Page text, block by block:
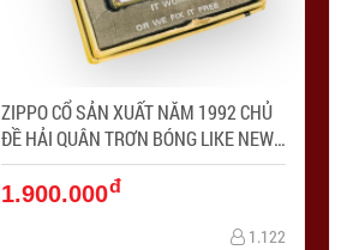
ZIPPO CỔ SẢN XUẤT NĂM 1992 CHỦ
ĐỀ HẢI QUÂN TRƠN BÓNG LIKE NEW (
đã qua sử dụng) - Mã SP: ZPC4257-8
1.900.000đ
1.122